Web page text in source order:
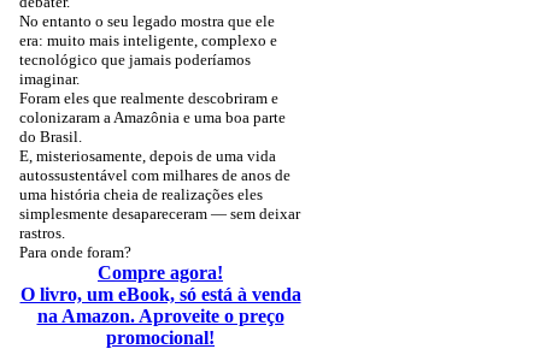
No entanto o seu legado mostra que ele
era: muito mais inteligente, complexo e
tecnológico que jamais poderíamos
imaginar.
Foram eles que realmente descobriram e
colonizaram a Amazônia e uma boa parte
do Brasil.
E, misteriosamente, depois de uma vida
autossustentável com milhares de anos de
uma história cheia de realizações eles
simplesmente desapareceram — sem deixar
rastros.
Para onde foram?
Compre agora!
O livro, um eBook, só está à venda
na Amazon. Aproveite o preço
promocional!